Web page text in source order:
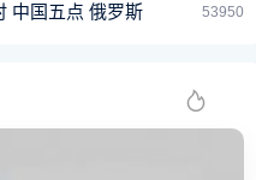
中国五点 俄罗斯 53950